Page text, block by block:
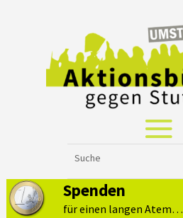
Spenden
für einen langen Atem…